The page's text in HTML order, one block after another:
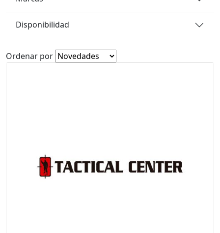
Disponibilidad
Ordenar por